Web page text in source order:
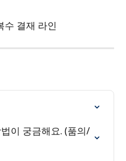
수 결재 라인
이 궁금해요. (품의/